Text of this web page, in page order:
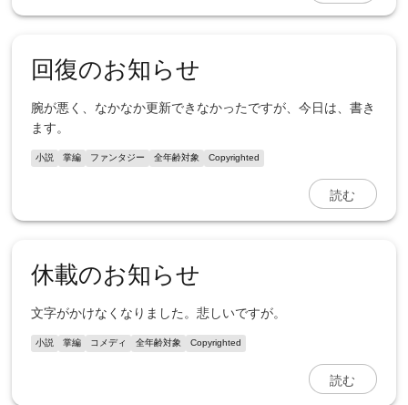
回復のお知らせ
腕が悪く、なかなか更新できなかったですが、今日は、書き
ます。
小説 掌編 ファンタジー 全年齢対象 Copyrighted
読む
休載のお知らせ
文字がかけなくなりました。悲しいですが。
小説 掌編 コメディ 全年齢対象 Copyrighted
読む